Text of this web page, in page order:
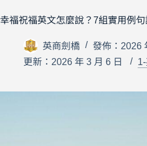
幸福祝福英文怎麼說？7組實用例
英商劍橋
發佈：2026
更新：2026 年 3 月 6 日